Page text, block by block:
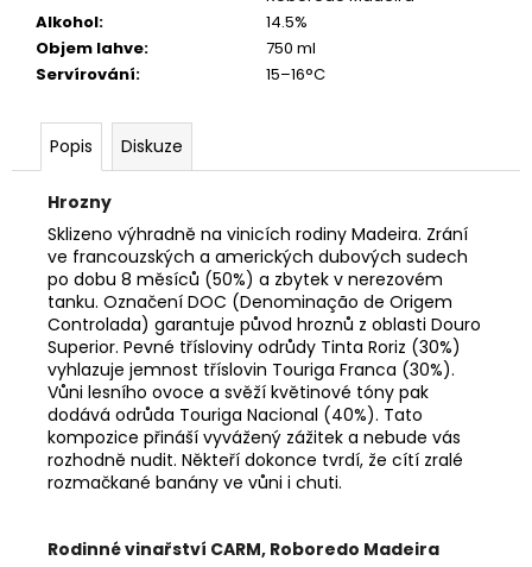
Alkohol:
14.5%
Objem lahve:
750 ml
Servírování: 15–16°C
Popis Diskuze
Hrozny
Sklizeno výhradně na vinicích rodiny Madeira. Zrání
ve francouzských a amerických dubových sudech
po dobu 8 měsíců (50%) a zbytek v nerezovém
tanku. Označení DOC (Denominação de Origem
Controlada) garantuje původ hroznů z oblasti Douro
Superior. Pevné třísloviny odrůdy Tinta Roriz (30%)
vyhlazuje jemnost tříslovin Touriga Franca (30%).
Vůni lesního ovoce a svěží květinové tóny pak
dodává odrůda Touriga Nacional (40%). Tato
kompozice přináší vyvážený zážitek a nebude vás
rozhodně nudit. Někteří dokonce tvrdí, že cítí zralé
rozmačkané banány ve vůni i chuti.
Rodinné vinařství CARM, Roboredo Madeira